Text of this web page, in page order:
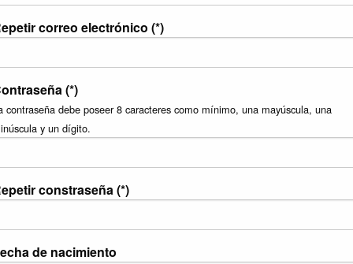
correo electrónico (*)
(*)
contraseña debe poseer 8 caracteres como mínimo, una mayúscula, una
y un dígito.
constraseña (*)
de nacimiento